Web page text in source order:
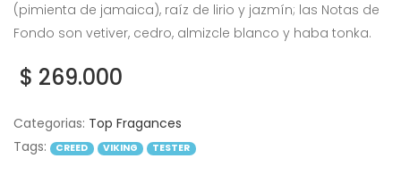
(pimienta de jamaica), raíz de lirio y jazmín; las Notas de
Fondo son vetiver, cedro, almizcle blanco y haba tonka.
$ 269.000
Categorias: Top Fragances
Tags:
CREED VIKING TESTER